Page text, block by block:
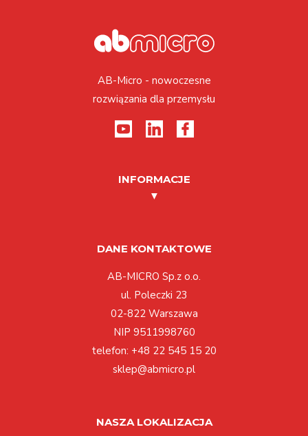
AB-Micro - nowoczesne
rozwiązania dla przemysłu
INFORMACJE
DANE KONTAKTOWE
AB-MICRO Sp.z o.o.
ul. Poleczki 23
02-822 Warszawa
NIP 9511998760
telefon: +48 22 545 15 20
sklep@abmicro.pl
NASZA LOKALIZACJA